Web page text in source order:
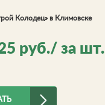
Колодец» в Климовске
руб./ за шт.